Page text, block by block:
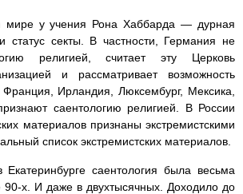
мире у учения Рона Хаббарда — дурная
статус секты. В частности, Германия не
религией, считает эту Церковь
и рассматривает возможность
Франция, Ирландия, Люксембург, Мексика,
саентологию религией. В России
материалов признаны экстремистскими
список экстремистских материалов.
саентология была весьма
90-х. И даже в двухтысячных. Доходило до